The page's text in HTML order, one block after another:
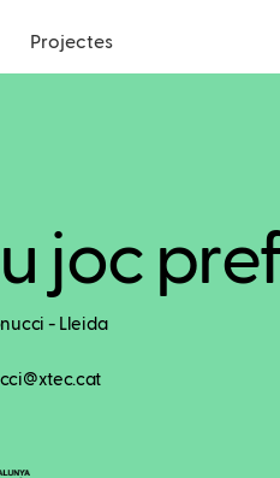
Projectes
joc
- Lleida